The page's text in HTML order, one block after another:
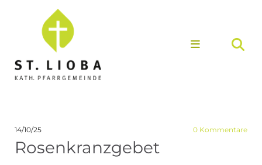
14/10/25 0 Kommentare
Rosenkranzgebet